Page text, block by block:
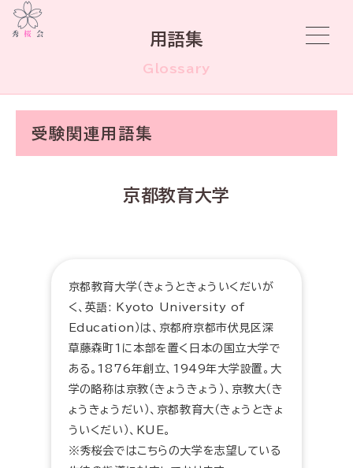
用語集
Glossary
受験関連用語集
京都教育大学
京都教育大学（きょうときょういくだいが
く、英語: Kyoto University of
Education）は、京都府京都市伏見区深
草藤森町1に本部を置く日本の国立大学で
ある。1876年創立、1949年大学設置。大
学の略称は京教（きょうきょう）、京教大（き
ょうきょうだい）、京都教育大（きょうときょ
ういくだい）、KUE。
※秀桜会ではこちらの大学を志望している